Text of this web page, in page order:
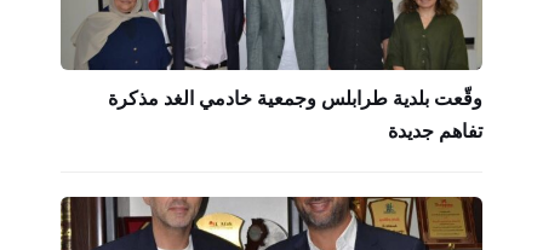
وقّعت بلدية طرابلس وجمعية خادمي الغد مذكرة
تفاهم جديدة